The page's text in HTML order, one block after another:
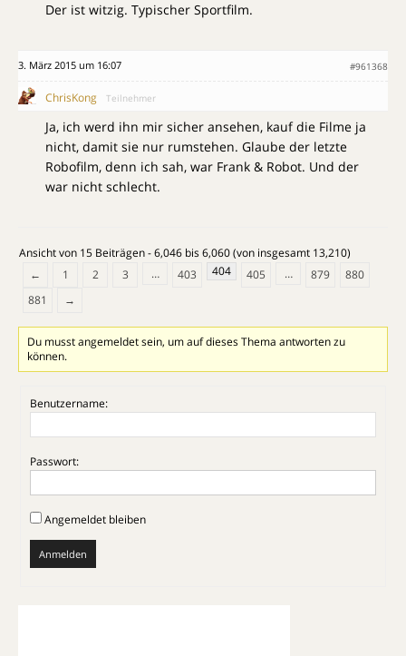
Der ist witzig. Typischer Sportfilm.
3. März 2015 um 16:07 #961368
ChrisKong Teilnehmer
Ja, ich werd ihn mir sicher ansehen, kauf die Filme ja
nicht, damit sie nur rumstehen. Glaube der letzte
Robofilm, denn ich sah, war Frank & Robot. Und der
war nicht schlecht.
Ansicht von 15 Beiträgen - 6,046 bis 6,060 (von insgesamt 13,210)
←
1 2 3 … 403 404 405 … 879
880
881
→
Du musst angemeldet sein, um auf dieses Thema antworten zu
können.
Benutzername:
Passwort:
Angemeldet bleiben
Anmelden